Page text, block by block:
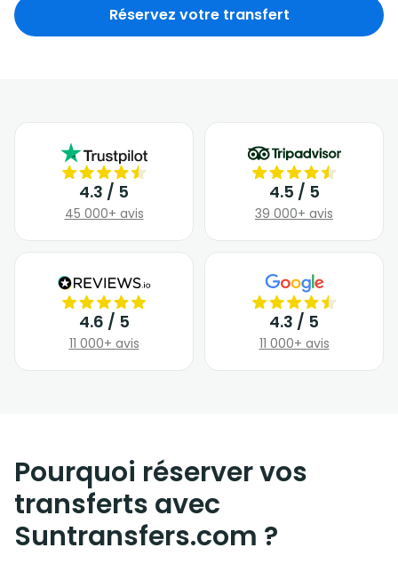
Réservez votre transfert
4.3 / 5
45 000+ avis
4.5 / 5
39 000+ avis
4.6 / 5
11 000+ avis
4.3 / 5
11 000+ avis
Pourquoi réserver vos
transferts avec
Suntransfers.com ?